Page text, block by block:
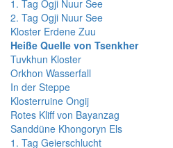
1. Tag Ogji Nuur See
2. Tag Ogji Nuur See
Kloster Erdene Zuu
Heiße Quelle von Tsenkher
Tuvkhun Kloster
Orkhon Wasserfall
In der Steppe
Klosterruine Ongij
Rotes Kliff von Bayanzag
Sanddüne Khongoryn Els
1. Tag Geierschlucht